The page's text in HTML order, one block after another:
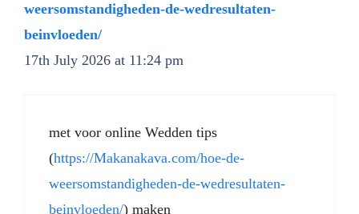
weersomstandigheden-de-wedresultaten-
beinvloeden/
17th July 2026 at 11:24 pm
met voor online Wedden tips
(https://Makanakava.com/hoe-de-
weersomstandigheden-de-wedresultaten-
beinvloeden/) maken